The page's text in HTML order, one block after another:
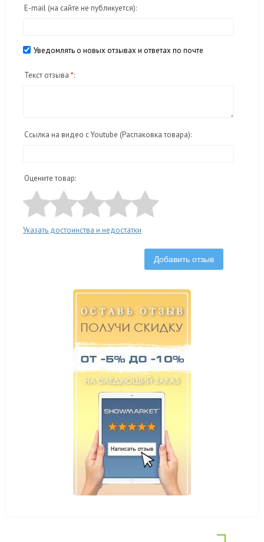
E-mail (на сайте не публикуется):
Уведомлять о новых отзывах и ответах по почте
Текст отзыва *:
Ссылка на видео с Youtube (Распаковка товара):
Оцените товар:
Указать достоинства и недостатки
Добавить отзыв